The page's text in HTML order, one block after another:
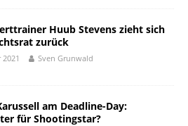
Huub Stevens zieht sich
zurück
Sven Grunwald
am Deadline-Day:
für Shootingstar?